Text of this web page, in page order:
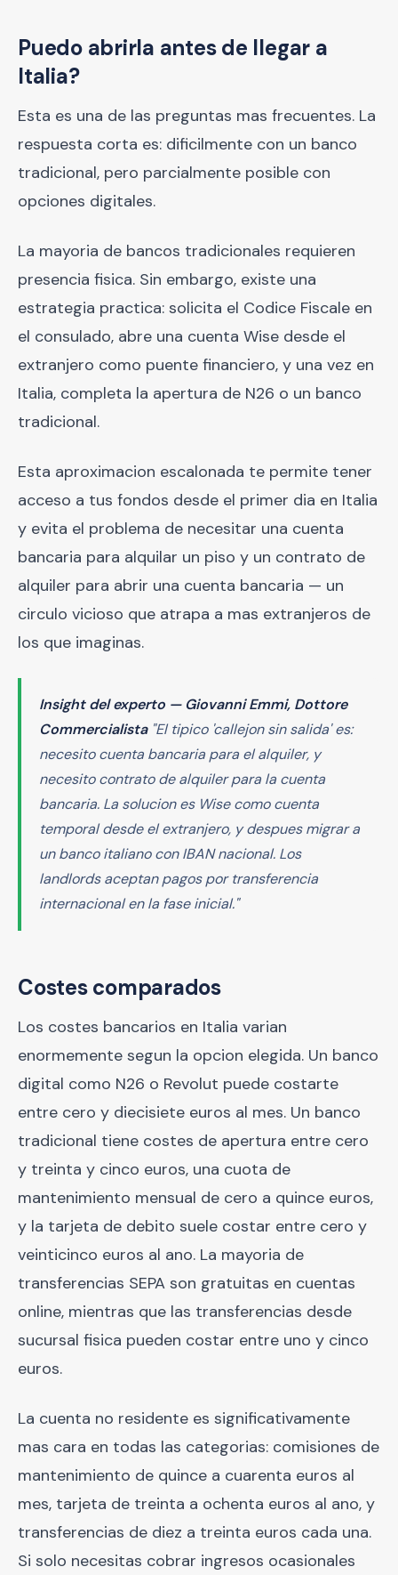
Puedo abrirla antes de llegar a
Italia?
Esta es una de las preguntas mas frecuentes. La
respuesta corta es: dificilmente con un banco
tradicional, pero parcialmente posible con
opciones digitales.
La mayoria de bancos tradicionales requieren
presencia fisica. Sin embargo, existe una
estrategia practica: solicita el Codice Fiscale en
el consulado, abre una cuenta Wise desde el
extranjero como puente financiero, y una vez en
Italia, completa la apertura de N26 o un banco
tradicional.
Esta aproximacion escalonada te permite tener
acceso a tus fondos desde el primer dia en Italia
y evita el problema de necesitar una cuenta
bancaria para alquilar un piso y un contrato de
alquiler para abrir una cuenta bancaria — un
circulo vicioso que atrapa a mas extranjeros de
los que imaginas.
Insight del experto — Giovanni Emmi, Dottore
Commercialista"El tipico 'callejon sin salida' es:
necesito cuenta bancaria para el alquiler, y
necesito contrato de alquiler para la cuenta
bancaria. La solucion es Wise como cuenta
temporal desde el extranjero, y despues migrar a
un banco italiano con IBAN nacional. Los
landlords aceptan pagos por transferencia
internacional en la fase inicial."
Costes comparados
Los costes bancarios en Italia varian
enormemente segun la opcion elegida. Un banco
digital como N26 o Revolut puede costarte
entre cero y diecisiete euros al mes. Un banco
tradicional tiene costes de apertura entre cero
y treinta y cinco euros, una cuota de
mantenimiento mensual de cero a quince euros,
y la tarjeta de debito suele costar entre cero y
veinticinco euros al ano. La mayoria de
transferencias SEPA son gratuitas en cuentas
online, mientras que las transferencias desde
sucursal fisica pueden costar entre uno y cinco
euros.
La cuenta no residente es significativamente
mas cara en todas las categorias: comisiones de
mantenimiento de quince a cuarenta euros al
mes, tarjeta de treinta a ochenta euros al ano, y
transferencias de diez a treinta euros cada una.
Si solo necesitas cobrar ingresos ocasionales